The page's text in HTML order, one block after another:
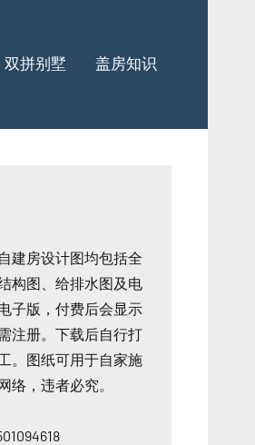
双拼别墅 盖房知识
建房设计图均包括全
构图、给排水图及电
子版，付费后会显示
注册。下载后自行打
。图纸可用于自家施
络，违者必究。